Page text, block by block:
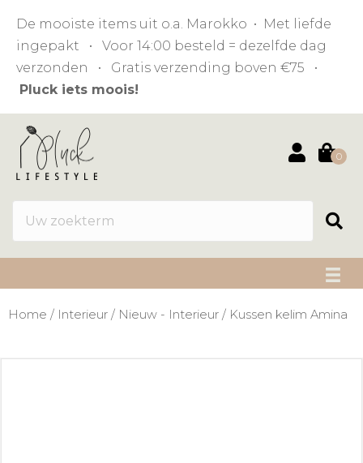
De mooiste items uit o.a. Marokko • Met liefde
ingepakt • Voor 14:00 besteld = dezelfde dag
verzonden • Gratis verzending boven €75 •
Pluck iets moois!
0
Home / Interieur / Nieuw - Interieur / Kussen kelim Amina